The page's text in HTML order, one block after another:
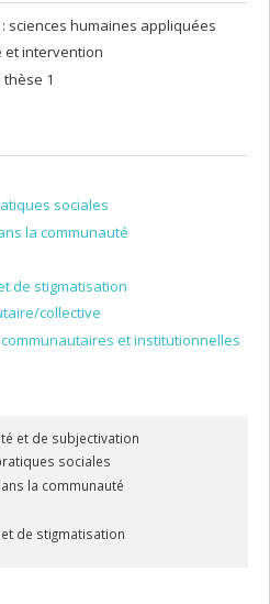
: sciences humaines appliquées
et intervention
thèse 1
sociales
la communauté
de stigmatisation
collective
et institutionnelles
et de subjectivation
sociales
la communauté
de stigmatisation